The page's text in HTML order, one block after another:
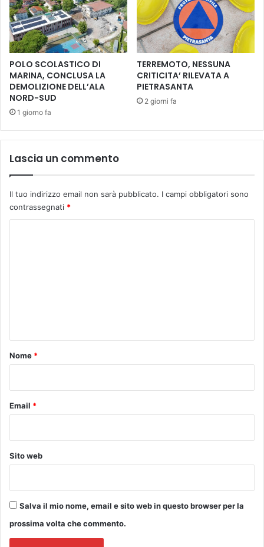
i
n
o
A
l
t
o
p
a
o
POLO SCOLASTICO DI
MARINA, CONCLUSA LA
DEMOLIZIONE DELL’ALA
NORD-SUD
1 giorno fa
TERREMOTO, NESSUNA
CRITICITA’ RILEVATA A
PIETRASANTA
2 giorni fa
Lascia un commento
Il tuo indirizzo email non sarà pubblicato. I campi obbligatori sono
contrassegnati *
o
Nome *
Email *
Sito web
Salva il mio nome, email e sito web in questo browser per la
prossima volta che commento.